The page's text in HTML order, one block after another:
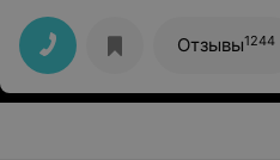
день раньше).Высокий уровень
рекомендую.Когда результаты
смс, а так же результаты
электронном виде.
Отзывы1244